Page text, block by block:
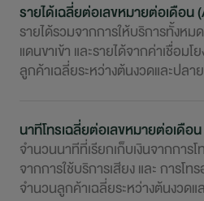
รายได้เฉลี่ยต่อเลขหมายต่อเดือน
รายได้รวมจากการให้บริการทั้งหม
แดนขาเข้า และรายได้จากค่าเชื่อม
ลูกค้าเฉลี่ยระหว่างต้นงวดและปลา
นาทีโทรเฉลี่ยต่อเลขหมายต่อเดือ
จำนวนนาทีที่เรียกเก็บเงินจากการ
จากการใช้บริการเสียง และ การโ
จำนวนลูกค้าเฉลี่ยระหว่างต้นงวดแ